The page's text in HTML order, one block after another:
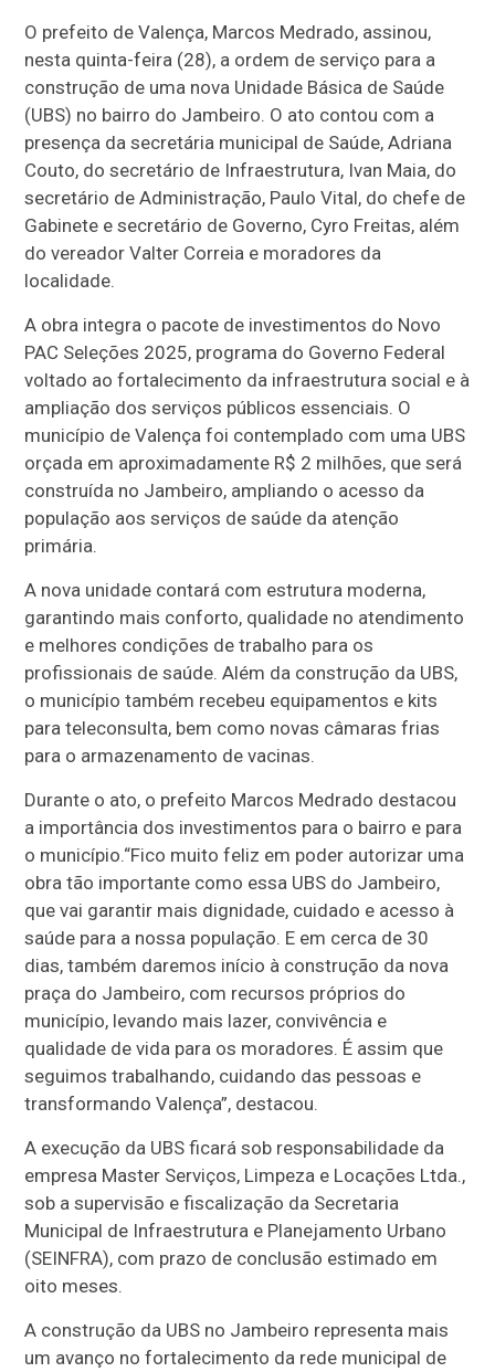
O prefeito de Valença, Marcos Medrado, assinou,
nesta quinta-feira (28), a ordem de serviço para a
construção de uma nova Unidade Básica de Saúde
(UBS) no bairro do Jambeiro. O ato contou com a
presença da secretária municipal de Saúde, Adriana
Couto, do secretário de Infraestrutura, Ivan Maia, do
secretário de Administração, Paulo Vital, do chefe de
Gabinete e secretário de Governo, Cyro Freitas, além
do vereador Valter Correia e moradores da
localidade.
A obra integra o pacote de investimentos do Novo
PAC Seleções 2025, programa do Governo Federal
voltado ao fortalecimento da infraestrutura social e à
ampliação dos serviços públicos essenciais. O
município de Valença foi contemplado com uma UBS
orçada em aproximadamente R$ 2 milhões, que será
construída no Jambeiro, ampliando o acesso da
população aos serviços de saúde da atenção
primária.
A nova unidade contará com estrutura moderna,
garantindo mais conforto, qualidade no atendimento
e melhores condições de trabalho para os
profissionais de saúde. Além da construção da UBS,
o município também recebeu equipamentos e kits
para teleconsulta, bem como novas câmaras frias
para o armazenamento de vacinas.
Durante o ato, o prefeito Marcos Medrado destacou
a importância dos investimentos para o bairro e para
o município.“Fico muito feliz em poder autorizar uma
obra tão importante como essa UBS do Jambeiro,
que vai garantir mais dignidade, cuidado e acesso à
saúde para a nossa população. E em cerca de 30
dias, também daremos início à construção da nova
praça do Jambeiro, com recursos próprios do
município, levando mais lazer, convivência e
qualidade de vida para os moradores. É assim que
seguimos trabalhando, cuidando das pessoas e
transformando Valença”, destacou.
A execução da UBS ficará sob responsabilidade da
empresa Master Serviços, Limpeza e Locações Ltda.,
sob a supervisão e fiscalização da Secretaria
Municipal de Infraestrutura e Planejamento Urbano
(SEINFRA), com prazo de conclusão estimado em
oito meses.
A construção da UBS no Jambeiro representa mais
um avanço no fortalecimento da rede municipal de